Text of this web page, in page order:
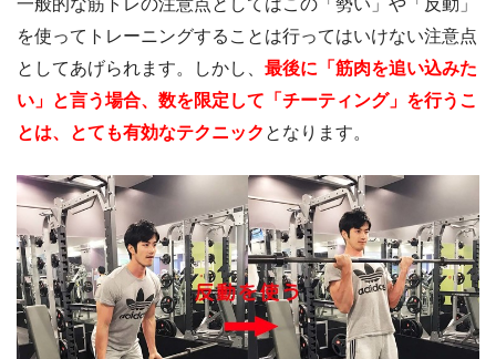
一般的な筋トレの注意点としてはこの「勢い」や「反動」
を使ってトレーニングすることは行ってはいけない注意点
としてあげられます。しかし、 最後に「筋肉を追い込みた
い」と言う場合、数を限定して「チーティング」を行うこ
とは、とても有効なテクニック となります。